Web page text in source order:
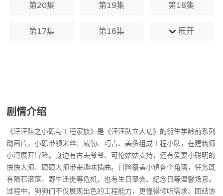
第20集 第19集 第18集
第17集 第16集 展开
剧情介绍
《汪汪队之小砾与工程家族》是《汪汪队立大功》的衍生学龄前系列
动画片，小砾带领米丝、威勒、巧吉、美多组成工程小队，在建筑师
小湾展开冒险。身边有古夫爷爷、可伦姑姑支持，还有爱耍小聪明的
快快大师、硕硕大师带来趣味插曲。冒险覆盖小镇各个角落，任务既
有陨石滚落、野牛迁徙等危机，也有生日聚会、纪念日等温馨场景。
过程中，狗狗们不仅展现出色的工程能力，更懂得倾听需求、团结协